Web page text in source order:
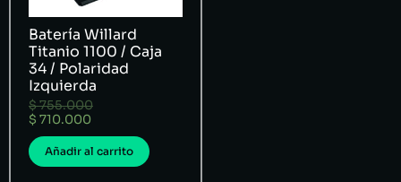
Batería Willard
Titanio 1100 / Caja
34 / Polaridad
Izquierda
$755.000
$ 710.000
Añadir al carrito